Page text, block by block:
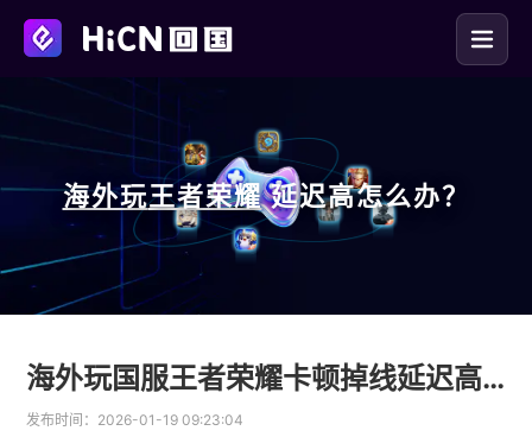
海外玩王者荣耀 延迟高怎么办？
海外玩国服王者荣耀卡顿掉线延迟高一招教你解决
发布时间： 2026-01-19 09:23:04